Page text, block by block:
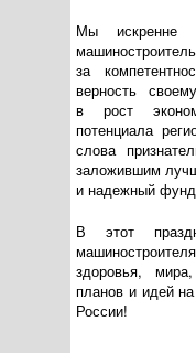
Мы искренне
за
верность
в рост
потенциала
слова
заложившим
и надежный
В этот
здоровья,
планов и идей
России!